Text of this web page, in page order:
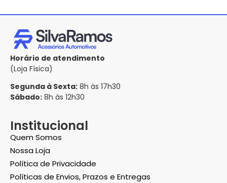
Horário de atendimento
(Loja Física)
Segunda à Sexta: 8h às 17h30
Sábado: 8h às 12h30
Institucional
Quem Somos
Nossa Loja
Política de Privacidade
Políticas de Envios, Prazos e Entregas